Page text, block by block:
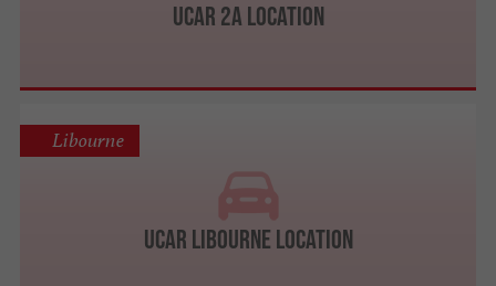
Ucar 2A Location
Ucar Libourne Location
Libourne